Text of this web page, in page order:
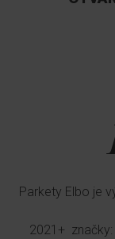
Parkety Elbo je
2021+ značky: